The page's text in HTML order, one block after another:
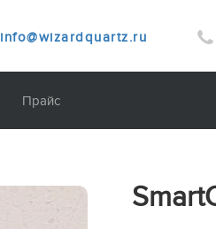
info@wizardquartz.ru
Прайс